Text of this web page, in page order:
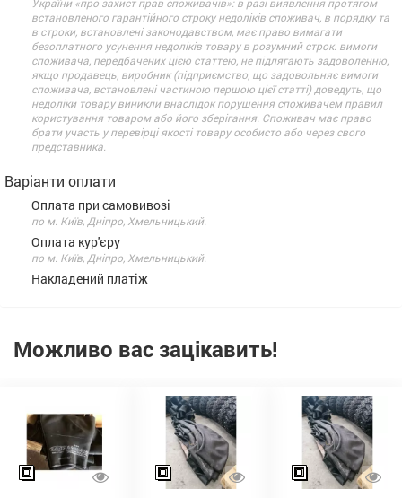
встановленого гарантійного строку недоліків споживач, в порядку та
в строки, встановлені законодавством, має право вимагати
безоплатного усунення недоліків товару в розумний строк. вимоги
споживача, передбачених цією статтею, не підлягають задоволенню,
якщо продавець, виробник (підприємство, що задовольняє вимоги
споживача, встановлені частиною першою цієї статті) доведуть, що
недоліки товару виникли внаслідок порушення споживачем правил
користування товаром або його зберігання. Споживач має право
брати участь у перевірці якості товару особисто або через свого
представника.
Варіанти оплати
Оплата при самовивозі
по м. Київ, Дніпро, Хмельницький.
Оплата кур'єру
по м. Київ, Дніпро, Хмельницький.
Накладений платіж
Можливо вас зацікавить!